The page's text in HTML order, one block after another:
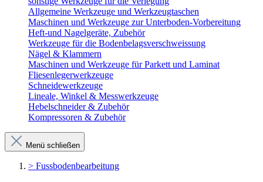
Allgemeine Werkzeuge und Werkzeugtaschen
Maschinen und Werkzeuge zur Unterboden-Vorbereitung
Heft-und Nagelgeräte, Zubehör
Werkzeuge für die Bodenbelagsverschweissung
Nägel & Klammern
Maschinen und Werkzeuge für Parkett und Laminat
Fliesenlegerwerkzeuge
Schneidewerkzeuge
Lineale, Winkel & Messwerkzeuge
Hebelschneider & Zubehör
Kompressoren & Zubehör
Menü schließen
> Fussbodenbearbeitung